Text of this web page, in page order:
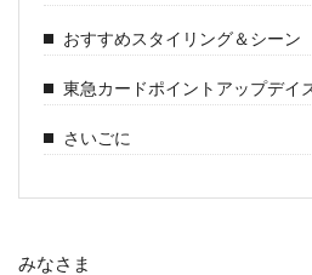
おすすめスタイリング＆シーン
東急カードポイントアップデイ
さいごに
みなさま